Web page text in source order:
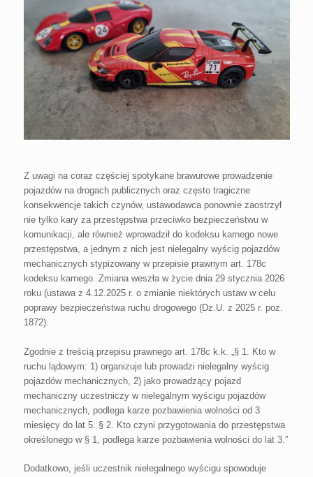
Z uwagi na coraz częściej spotykane brawurowe prowadzenie
pojazdów na drogach publicznych oraz często tragiczne
konsekwencje takich czynów, ustawodawca ponownie zaostrzył
nie tylko kary za przestępstwa przeciwko bezpieczeństwu w
komunikacji, ale również wprowadził do kodeksu karnego nowe
przestępstwa, a jednym z nich jest nielegalny wyścig pojazdów
mechanicznych stypizowany w przepisie prawnym art. 178c
kodeksu karnego. Zmiana weszła w życie dnia 29 stycznia 2026
roku (ustawa z 4.12.2025 r. o zmianie niektórych ustaw w celu
poprawy bezpieczeństwa ruchu drogowego (Dz.U. z 2025 r. poz.
1872).
Zgodnie z treścią przepisu prawnego art. 178c k.k. „§ 1. Kto w
ruchu lądowym: 1) organizuje lub prowadzi nielegalny wyścig
pojazdów mechanicznych, 2) jako prowadzący pojazd
mechaniczny uczestniczy w nielegalnym wyścigu pojazdów
mechanicznych, podlega karze pozbawienia wolności od 3
miesięcy do lat 5. § 2. Kto czyni przygotowania do przestępstwa
określonego w § 1, podlega karze pozbawienia wolności do lat 3.”
Dodatkowo, jeśli uczestnik nielegalnego wyścigu spowoduje